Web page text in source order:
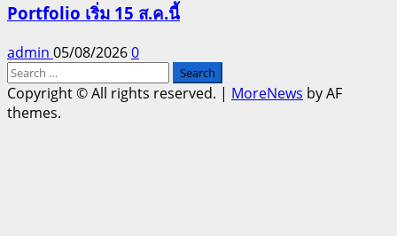
Portfolio เริ่ม 15 ส.ค.นี้
admin 05/08/20260
Search
for:
Copyright © All rights reserved. | MoreNews by AF
themes.